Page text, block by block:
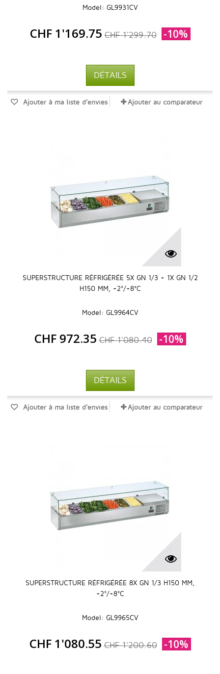
Model: GL9931CV
CHF 1'169.75 CHF 1'299.70 -10%
DÉTAILS
Ajouter à ma liste d'envies Ajouter au comparateur
SUPERSTRUCTURE RÉFRIGÉRÉE 5X GN 1/3 + 1X GN 1/2
H150 MM, +2°/+8°C
Model: GL9964CV
CHF 972.35 CHF 1'080.40 -10%
DÉTAILS
Ajouter à ma liste d'envies Ajouter au comparateur
SUPERSTRUCTURE RÉFRIGÉRÉE 8X GN 1/3 H150 MM,
+2°/+8°C
Model: GL9965CV
CHF 1'080.55 CHF 1'200.60 -10%